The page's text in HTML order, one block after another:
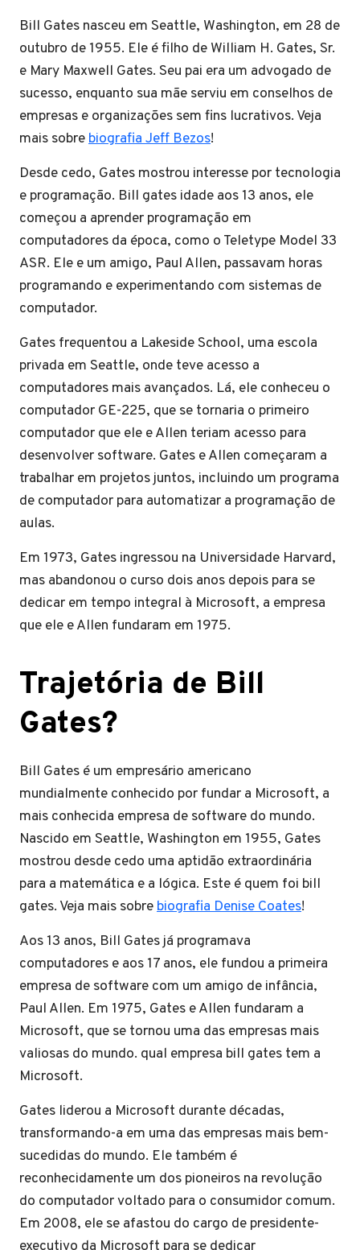
Bill Gates nasceu em Seattle, Washington, em 28 de
outubro de 1955. Ele é filho de William H. Gates, Sr.
e Mary Maxwell Gates. Seu pai era um advogado de
sucesso, enquanto sua mãe serviu em conselhos de
empresas e organizações sem fins lucrativos. Veja
mais sobrebiografia Jeff Bezos!
Desde cedo, Gates mostrou interesse por tecnologia
e programação. Bill gates idade aos 13 anos, ele
começou a aprender programação em
computadores da época, como o Teletype Model 33
ASR. Ele e um amigo, Paul Allen, passavam horas
programando e experimentando com sistemas de
computador.
Gates frequentou a Lakeside School, uma escola
privada em Seattle, onde teve acesso a
computadores mais avançados. Lá, ele conheceu o
computador GE-225, que se tornaria o primeiro
computador que ele e Allen teriam acesso para
desenvolver software. Gates e Allen começaram a
trabalhar em projetos juntos, incluindo um programa
de computador para automatizar a programação de
aulas.
Em 1973, Gates ingressou na Universidade Harvard,
mas abandonou o curso dois anos depois para se
dedicar em tempo integral à Microsoft, a empresa
que ele e Allen fundaram em 1975.
Trajetória de Bill
Gates?
Bill Gates é um empresário americano
mundialmente conhecido por fundar a Microsoft, a
mais conhecida empresa de software do mundo.
Nascido em Seattle, Washington em 1955, Gates
mostrou desde cedo uma aptidão extraordinária
para a matemática e a lógica. Este é quem foi bill
gates. Veja mais sobrebiografia Denise Coates!
Aos 13 anos, Bill Gates já programava
computadores e aos 17 anos, ele fundou a primeira
empresa de software com um amigo de infância,
Paul Allen. Em 1975, Gates e Allen fundaram a
Microsoft, que se tornou uma das empresas mais
valiosas do mundo. qual empresa bill gates tem a
Microsoft.
Gates liderou a Microsoft durante décadas,
transformando-a em uma das empresas mais bem-
sucedidas do mundo. Ele também é
reconhecidamente um dos pioneiros na revolução
do computador voltado para o consumidor comum.
Em 2008, ele se afastou do cargo de presidente-